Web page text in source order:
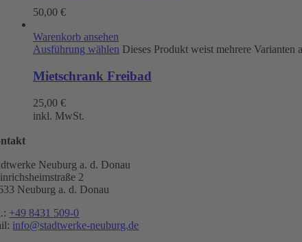
50,00 €
Warenkorb ansehen
Ausführung wählen Dieses Produkt weist mehrere
Mietschrank Freibad
25,00 €
inkl. MwSt.
Neuburg a. d. Donau
2
Neuburg a. d. Donau
+49 8431 509-0
info@stadtwerke-neuburg.de